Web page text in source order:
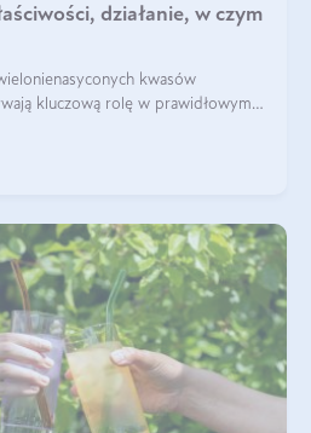
działanie, w czym
kwasów
kluczową rolę w prawidłowym